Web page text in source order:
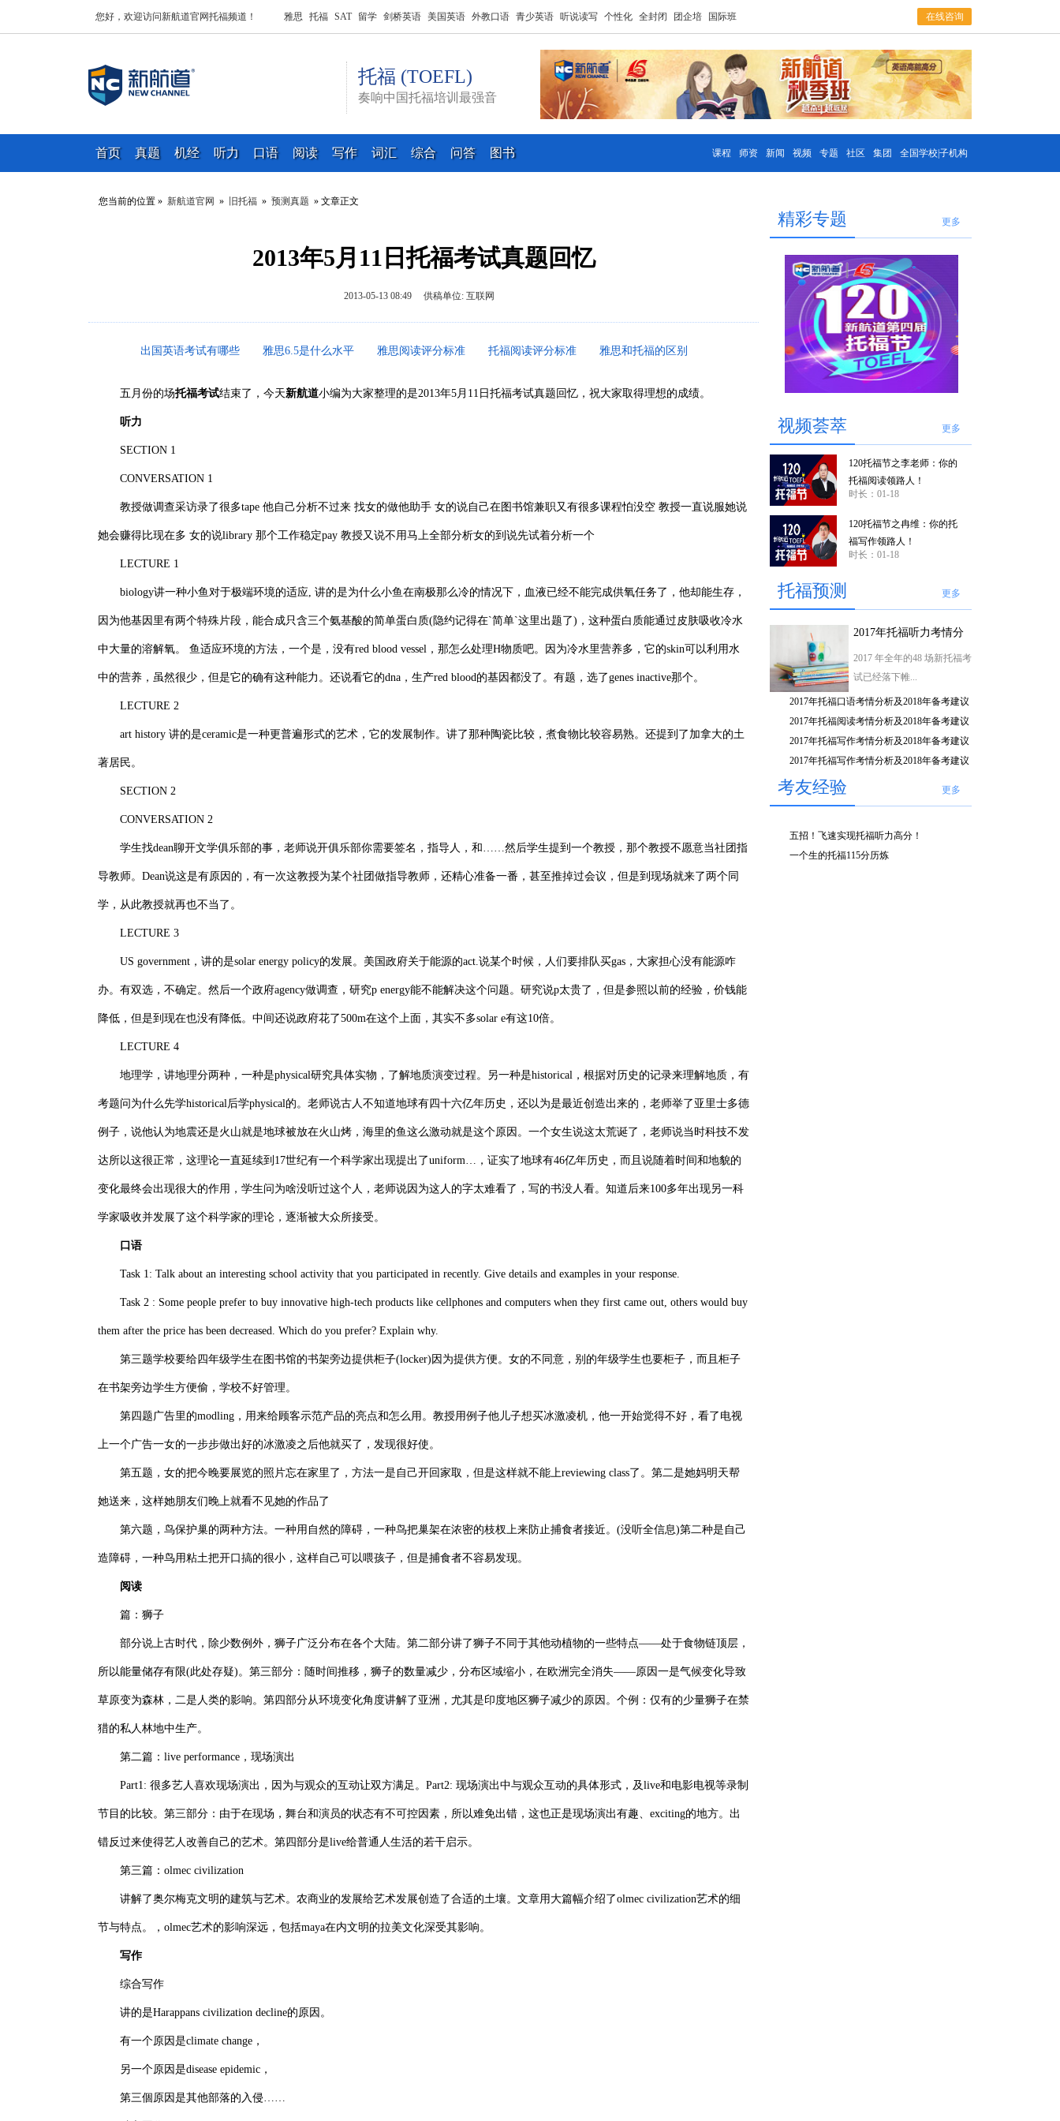
您好，欢迎访问新航道官网托福频道！ 雅思 托福 SAT 留学 剑桥英语 美国英语 外教口语 青少英语 听说读写 个性化 全封闭 团企培 国际班 在线咨询
托福 (TOEFL)
奏响中国托福培训最强音
首页 真题 机经 听力 口语 阅读 写作 词汇 综合 问答 图书 课程 师资 新闻 视频 专题 社区 集团 全国学校|子机构
您当前的位置 » 新航道官网 » 旧托福 » 预测真题 » 文章正文
2013年5月11日托福考试真题回忆
2013-05-13 08:49 供稿单位: 互联网
出国英语考试有哪些 雅思6.5是什么水平 雅思阅读评分标准 托福阅读评分标准 雅思和托福的区别
五月份的场托福考试结束了，今天新航道小编为大家整理的是2013年5月11日托福考试真题回忆，祝大家取得理想的成绩。
听力
SECTION 1
CONVERSATION 1
教授做调查采访录了很多tape 他自己分析不过来 找女的做他助手 女的说自己在图书馆兼职又有很多课程怕没空 教授一直说服她说
她会赚得比现在多 女的说library 那个工作稳定pay 教授又说不用马上全部分析女的到说先试着分析一个
LECTURE 1
biology讲一种小鱼对于极端环境的适应, 讲的是为什么小鱼在南极那么冷的情况下，血液已经不能完成供氧任务了，他却能生存，
因为他基因里有两个特殊片段，能合成只含三个氨基酸的简单蛋白质(隐约记得在`简单`这里出题了)，这种蛋白质能通过皮肤吸收冷水
中大量的溶解氧。 鱼适应环境的方法，一个是，没有red blood vessel，那怎么处理H物质吧。因为冷水里营养多，它的skin可以利用水
中的营养，虽然很少，但是它的确有这种能力。还说看它的dna，生产red blood的基因都没了。有题，选了genes inactive那个。
LECTURE 2
art history 讲的是ceramic是一种更普遍形式的艺术，它的发展制作。讲了那种陶瓷比较，煮食物比较容易熟。还提到了加拿大的土
著居民。
SECTION 2
CONVERSATION 2
学生找dean聊开文学俱乐部的事，老师说开俱乐部你需要签名，指导人，和……然后学生提到一个教授，那个教授不愿意当社团指
导教师。Dean说这是有原因的，有一次这教授为某个社团做指导教师，还精心准备一番，甚至推掉过会议，但是到现场就来了两个同
学，从此教授就再也不当了。
LECTURE 3
US government，讲的是solar energy policy的发展。美国政府关于能源的act.说某个时候，人们要排队买gas，大家担心没有能源咋
办。有双选，不确定。然后一个政府agency做调查，研究p energy能不能解决这个问题。研究说p太贵了，但是参照以前的经验，价钱能
降低，但是到现在也没有降低。中间还说政府花了500m在这个上面，其实不多solar e有这10倍。
LECTURE 4
地理学，讲地理分两种，一种是physical研究具体实物，了解地质演变过程。另一种是historical，根据对历史的记录来理解地质，有
考题问为什么先学historical后学physical的。老师说古人不知道地球有四十六亿年历史，还以为是最近创造出来的，老师举了亚里士多德
例子，说他认为地震还是火山就是地球被放在火山烤，海里的鱼这么激动就是这个原因。一个女生说这太荒诞了，老师说当时科技不发
达所以这很正常，这理论一直延续到17世纪有一个科学家出现提出了uniform…，证实了地球有46亿年历史，而且说随着时间和地貌的
变化最终会出现很大的作用，学生问为啥没听过这个人，老师说因为这人的字太难看了，写的书没人看。知道后来100多年出现另一科
学家吸收并发展了这个科学家的理论，逐渐被大众所接受。
口语
Task 1: Talk about an interesting school activity that you participated in recently. Give details and examples in your response.
Task 2 : Some people prefer to buy innovative high-tech products like cellphones and computers when they first came out, others would buy
them after the price has been decreased. Which do you prefer? Explain why.
第三题学校要给四年级学生在图书馆的书架旁边提供柜子(locker)因为提供方便。女的不同意，别的年级学生也要柜子，而且柜子
在书架旁边学生方便偷，学校不好管理。
第四题广告里的modling，用来给顾客示范产品的亮点和怎么用。教授用例子他儿子想买冰激凌机，他一开始觉得不好，看了电视
上一个广告一女的一步步做出好的冰激凌之后他就买了，发现很好使。
第五题，女的把今晚要展览的照片忘在家里了，方法一是自己开回家取，但是这样就不能上reviewing class了。第二是她妈明天帮
她送来，这样她朋友们晚上就看不见她的作品了
第六题，鸟保护巢的两种方法。一种用自然的障碍，一种鸟把巢架在浓密的枝杈上来防止捕食者接近。(没听全信息)第二种是自己
造障碍，一种鸟用粘土把开口搞的很小，这样自己可以喂孩子，但是捕食者不容易发现。
阅读
篇：狮子
部分说上古时代，除少数例外，狮子广泛分布在各个大陆。第二部分讲了狮子不同于其他动植物的一些特点——处于食物链顶层，
所以能量储存有限(此处存疑)。第三部分：随时间推移，狮子的数量减少，分布区域缩小，在欧洲完全消失——原因一是气候变化导致
草原变为森林，二是人类的影响。第四部分从环境变化角度讲解了亚洲，尤其是印度地区狮子减少的原因。个例：仅有的少量狮子在禁
猎的私人林地中生产。
第二篇：live performance，现场演出
Part1: 很多艺人喜欢现场演出，因为与观众的互动让双方满足。Part2: 现场演出中与观众互动的具体形式，及live和电影电视等录制
节目的比较。第三部分：由于在现场，舞台和演员的状态有不可控因素，所以难免出错，这也正是现场演出有趣、exciting的地方。出
错反过来使得艺人改善自己的艺术。第四部分是live给普通人生活的若干启示。
第三篇：olmec civilization
讲解了奥尔梅克文明的建筑与艺术。农商业的发展给艺术发展创造了合适的土壤。文章用大篇幅介绍了olmec civilization艺术的细
节与特点。，olmec艺术的影响深远，包括maya在内文明的拉美文化深受其影响。
写作
综合写作
讲的是Harappans civilization decline的原因。
有一个原因是climate change，
另一个原因是disease epidemic，
第三個原因是其他部落的入侵……
精彩专题 更多
视频荟萃 更多
120托福节之李老师：你的
托福阅读领路人！
时长：01-18
120托福节之冉维：你的托
福写作领路人！
时长：01-18
托福预测 更多
2017年托福听力考情分
2017 年全年的48 场新托福考
试已经落下帷...
2017年托福口语考情分析及2018年备考建议
2017年托福阅读考情分析及2018年备考建议
2017年托福写作考情分析及2018年备考建议
（下）
2017年托福写作考情分析及2018年备考建议
（上）
考友经验 更多
五招！飞速实现托福听力高分！
一个生的托福115分历炼